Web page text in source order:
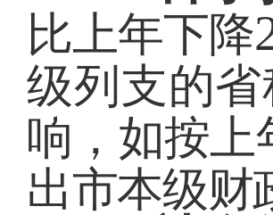
比上年下降
级列支的
响，如按上
出市本级财